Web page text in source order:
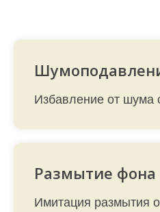
Избавление от
Размытие фона
Имитация размытия